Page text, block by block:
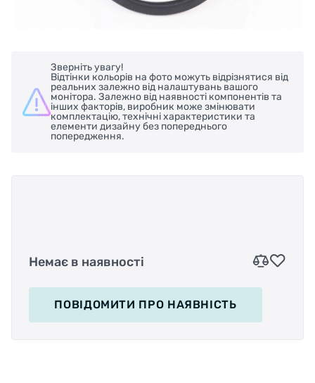
Зверніть увагу!
Відтінки кольорів на фото можуть відрізнятися від
реальних залежно від налаштувань вашого
монітора. Залежно від наявності компонентів та
інших факторів, виробник може змінювати
комплектацію, технічні характеристики та
елементи дизайну без попереднього
попередження.
Немає в наявності
ПОВІДОМИТИ ПРО НАЯВНІСТЬ